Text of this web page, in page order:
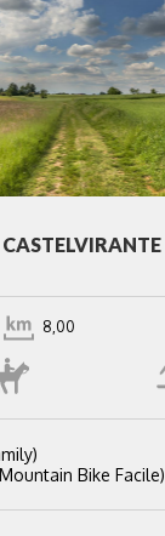
8,00
Bike Facile)